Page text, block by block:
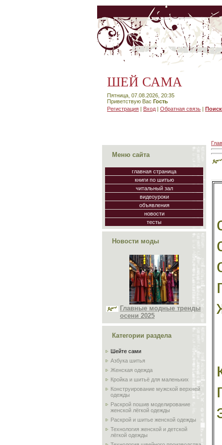
ШЕЙ САМА
Пятница, 07.08.2026, 20:35
Приветствую Вас Гость
Регистрация | Вход | Обратная связь |
Меню сайта
главная страница
книги по шитью
читальный зал
видеоуроки
объявления
новости
тесты
Новости моды
Главные модные тренды
осени 2025
Категории раздела
Шейте сами
Азбука шитья
Женская одежда
Кройка и шитьё для маленьких
Конструирование мужской верхней
одежды
Раскрой пошив моделирование
женской лёгкой одежды
Раскрой и шитье женской одежды
Технология женской и детской
лёгкой одежды